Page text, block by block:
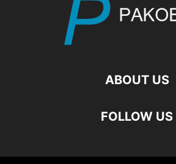
ABOUT US
FOLLOW US